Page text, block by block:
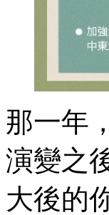
那一年
演變之
大後的